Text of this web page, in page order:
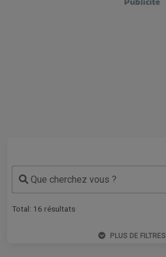
Que cherchez vous ?
Total: 16 résultats
PLUS DE FILTRES